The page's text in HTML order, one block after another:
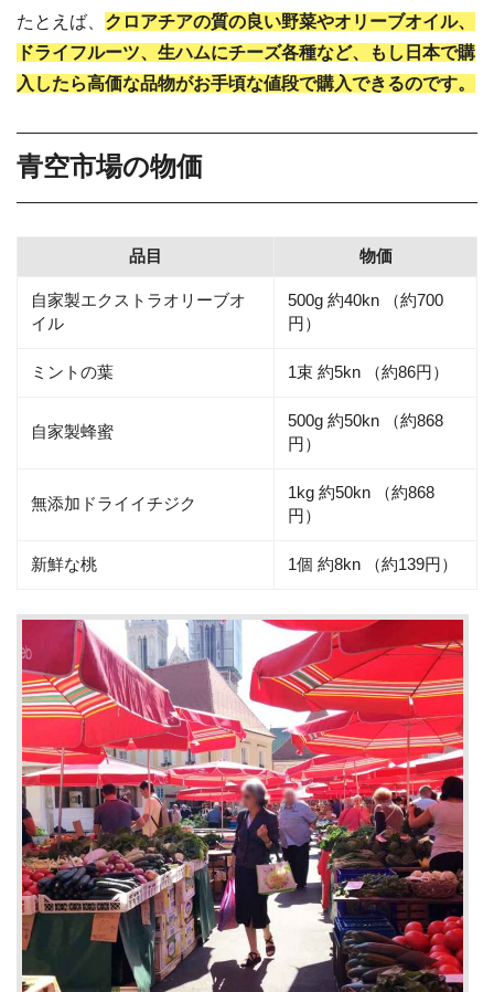
たとえば、 クロアチアの質の良い野菜やオリーブオイル、
ドライフルーツ、生ハムにチーズ各種など、もし日本で購
入したら高価な品物がお手頃な値段で購入できるのです。
青空市場の物価
品目 物価
自家製エクストラオリーブオ
イル
500g 約40kn （約700
円）
ミントの葉 1束 約5kn （約86円）
自家製蜂蜜
500g 約50kn （約868
円）
無添加ドライイチジク
1kg 約50kn （約868
円）
新鮮な桃 1個 約8kn （約139円）